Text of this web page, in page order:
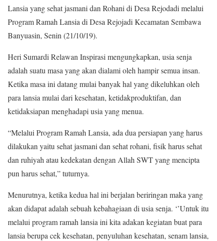
Lansia yang sehat jasmani dan Rohani di Desa Rejodadi melalui
Program Ramah Lansia di Desa Rejojadi Kecamatan Sembawa
Banyuasin, Senin (21/10/19).
Heri Sumardi Relawan Inspirasi mengungkapkan, usia senja
adalah suatu masa yang akan dialami oleh hampir semua insan.
Ketika masa ini datang mulai banyak hal yang dikeluhkan oleh
para lansia mulai dari kesehatan, ketidakproduktifan, dan
ketidaksiapan menghadapi usia yang menua.
“Melalui Program Ramah Lansia, ada dua persiapan yang harus
dilakukan yaitu sehat jasmani dan sehat rohani, fisik harus sehat
dan ruhiyah atau kedekatan dengan Allah SWT yang mencipta
pun harus sehat,” tuturnya.
Menurutnya, ketika kedua hal ini berjalan beriringan maka yang
akan didapat adalah sebuah kebahagiaan di usia senja. ‘’Untuk itu
melalui program ramah lansia ini kita adakan kegiatan buat para
lansia berupa cek kesehatan, penyuluhan kesehatan, senam lansia,